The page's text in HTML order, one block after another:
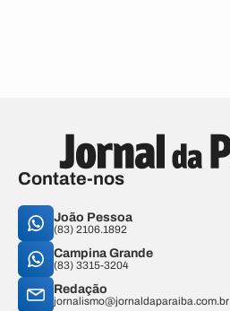
Contate-nos
João Pessoa
(83) 2106.1892
Campina Grande
(83) 3315-3204
Redação
jornalismo@jornaldaparaiba.com.br